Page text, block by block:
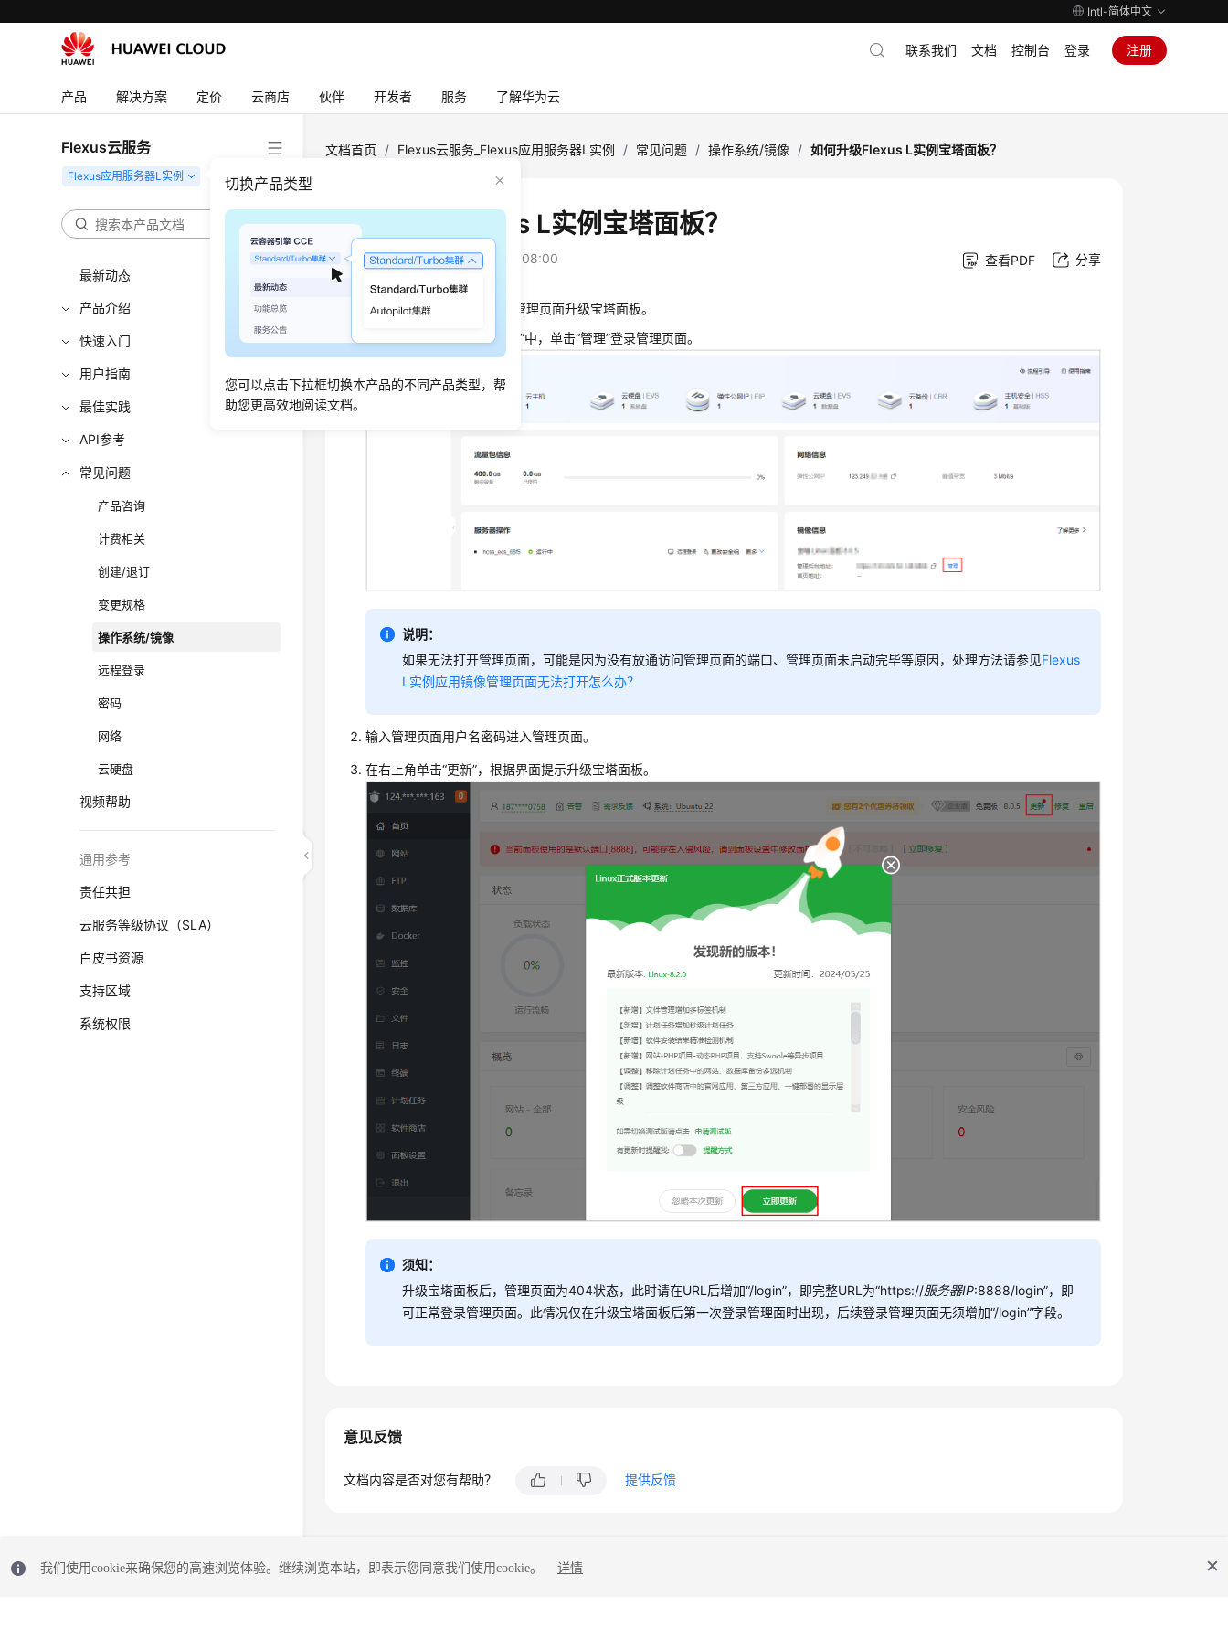
Intl-简体中文
产品 解决方案 定价 云商店 伙伴 开发者 服务 了解华为云
联系我们 文档 控制台 登录 注册
Flexus云服务
切换产品类型
您可以点击下拉框切换本产品的不同产品类型，帮
助您更高效地阅读文档。
最新动态
产品介绍
快速入门
用户指南
最佳实践
API参考
常见问题
产品咨询
计费相关
创建/退订
变更规格
操作系统/镜像
远程登录
密码
网络
云硬盘
视频帮助
通用参考
责任共担
云服务等级协议（SLA）
白皮书资源
支持区域
系统权限
文档首页 / Flexus云服务_Flexus应用服务器L实例 / 常见问题 / 操作系统/镜像 / 如何升级Flexus L实例宝塔面板？
如何升级Flexus L实例宝塔面板？
更新时间：2025-10-16 GMT+08:00 查看PDF 分享
请根据如下步骤在宝塔面板的管理页面升级宝塔面板。
“镜像信息”中，单击“管理”登录管理页面。
说明：
如果无法打开管理页面，可能是因为没有放通访问管理页面的端口、管理页面未启动完毕等原因，处理方法请参见Flexus
L实例应用镜像管理页面无法打开怎么办？
输入管理页面用户名密码进入管理页面。
在右上角单击“更新”，根据界面提示升级宝塔面板。
须知：
升级宝塔面板后，管理页面为404状态，此时请在URL后增加“/login”，即完整URL为“https://服务器IP:8888/login”，即
可正常登录管理页面。此情况仅在升级宝塔面板后第一次登录管理面时出现，后续登录管理页面无须增加“/login”字段。
意见反馈
文档内容是否对您有帮助？ 提供反馈
我们使用cookie来确保您的高速浏览体验。继续浏览本站，即表示您同意我们使用cookie。 详情